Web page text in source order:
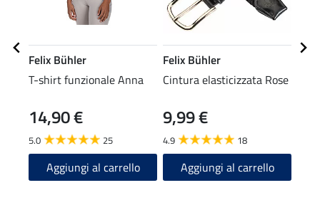
Felix Bühler
T-shirt funzionale Anna
14,90 €
5.0 25
Aggiungi al carrello
Felix Bühler
Cintura elasticizzata Rose
9,99 €
4.9 18
Aggiungi al carrello